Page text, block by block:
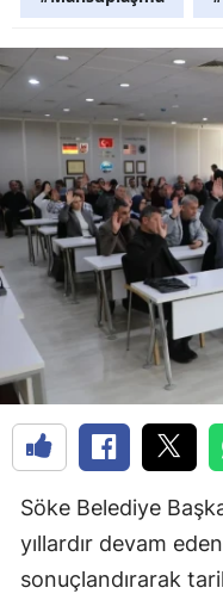
Söke Belediye
yıllardır devam eden
sonuçlandırarak